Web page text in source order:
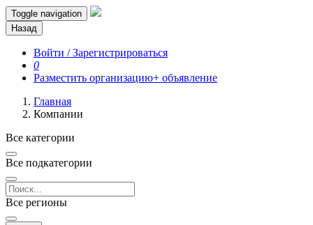
Toggle navigation
Назад
Войти / Зарегистрироваться
0
Разместить организацию+ объявление
Главная
Компании
Все категории
Все подкатегории
Все регионы